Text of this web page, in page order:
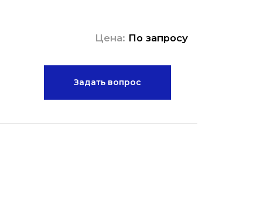
Цена: По запросу
Задать вопрос